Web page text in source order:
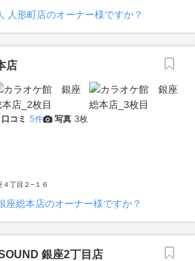
人形町店のオーナー様ですか？
店
口コミ 5件 写真 3枚
４丁目２−１６
総本店のオーナー様ですか？
銀座2丁目店